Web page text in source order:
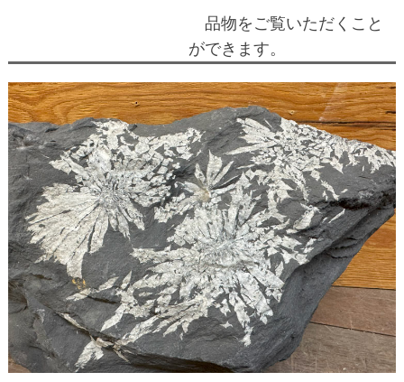
品物をご覧いただくこと
ができます。